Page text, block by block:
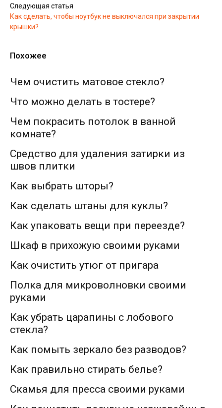
Следующая статья
Как сделать, чтобы ноутбук не выключался при закрытии
крышки?
Похожее
Чем очистить матовое стекло?
Что можно делать в тостере?
Чем покрасить потолок в ванной
комнате?
Средство для удаления затирки из
швов плитки
Как выбрать шторы?
Как сделать штаны для куклы?
Как упаковать вещи при переезде?
Шкаф в прихожую своими руками
Как очистить утюг от пригара
Полка для микроволновки своими
руками
Как убрать царапины с лобового
стекла?
Как помыть зеркало без разводов?
Как правильно стирать белье?
Скамья для пресса своими руками